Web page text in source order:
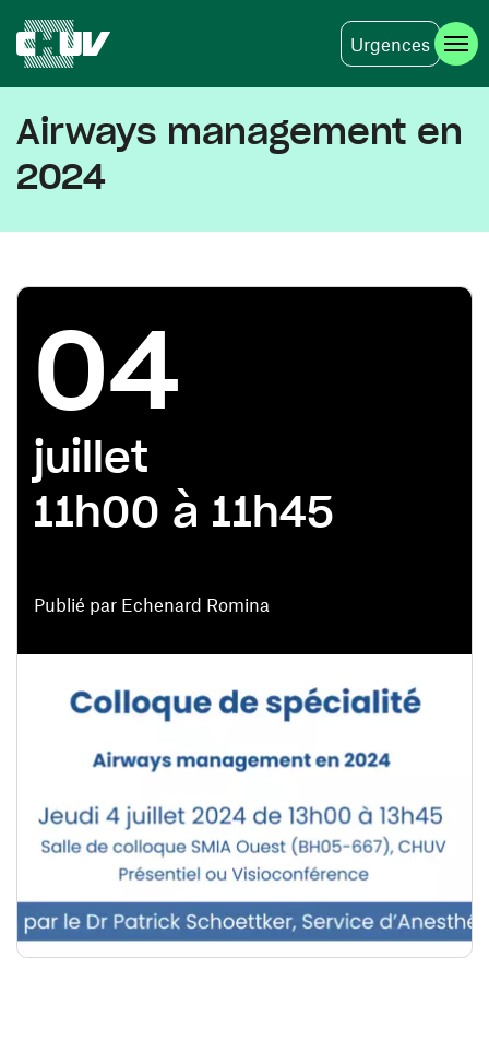
Urgences
Airways management en
2024
Publié par Echenard Romina
04
juillet
11h00 à 11h45